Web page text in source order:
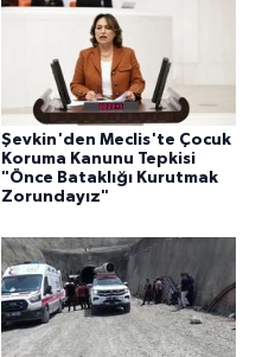
Şevkin'den Meclis'te Çocuk
Koruma Kanunu Tepkisi
"Önce Bataklığı Kurutmak
Zorundayız"